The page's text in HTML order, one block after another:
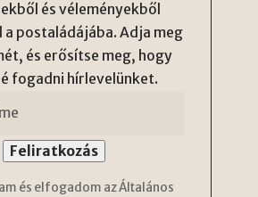
és véleményekből
a postaládájába. Adja meg
és erősítse meg, hogy
fogadni hírlevelünket.
és elfogadom az Általános